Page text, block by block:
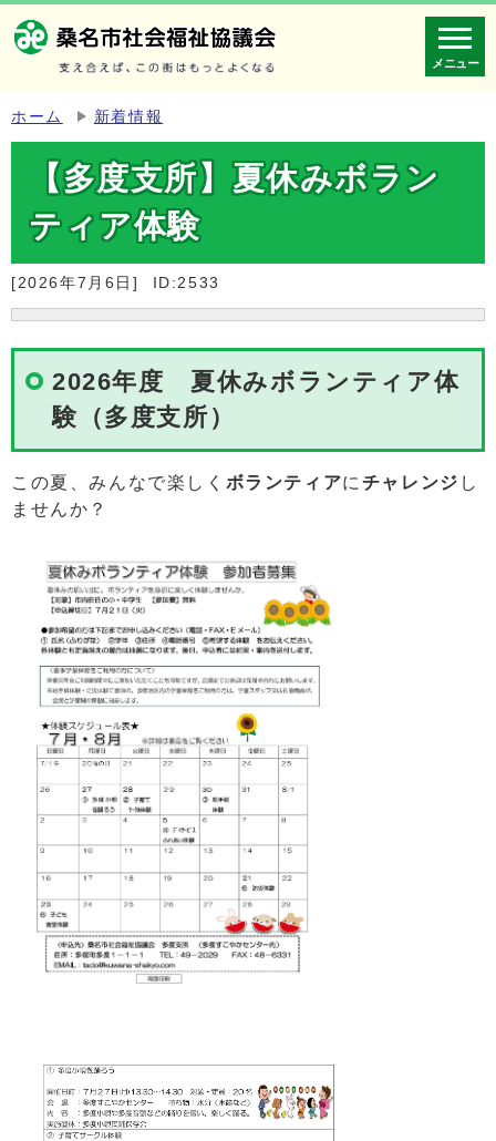
メニュー
ホーム 新着情報
【多度支所】夏休みボラン
ティア体験
[2026年7月6日] ID:2533
2026年度 夏休みボランティア体
験（多度支所）
この夏、みんなで楽しく ボランティアに チャレンジ し
ませんか？